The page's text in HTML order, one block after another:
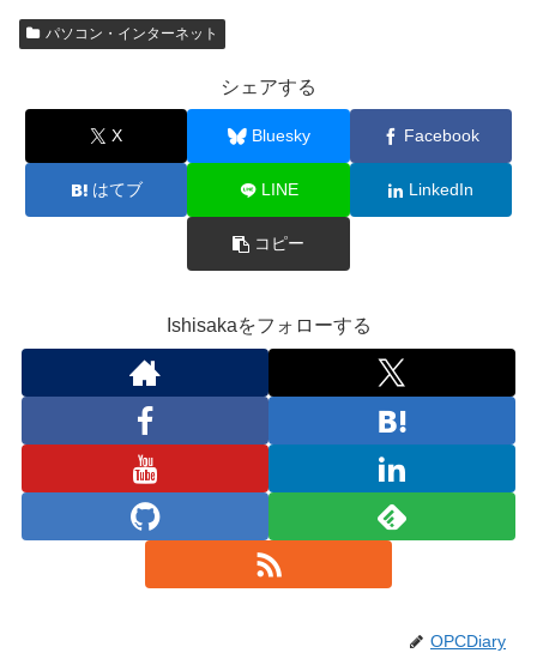
パソコン・インターネット
シェアする
X Bluesky Facebook
はてブ LINE LinkedIn
コピー
Ishisakaをフォローする
OPCDiary